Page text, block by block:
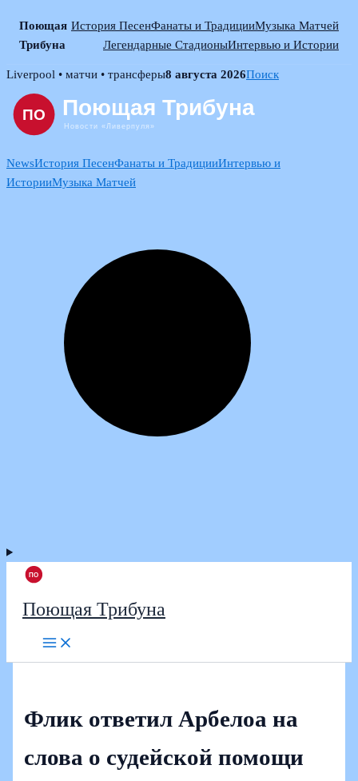
Поющая
Трибуна
История ПесенФанаты и ТрадицииМузыка Матчей
Легендарные СтадионыИнтервью и Истории
Skip
content
Liverpool • матчи • трансферы8 августа 2026Поиск
NewsИстория ПесенФанаты и ТрадицииИнтервью и
ИсторииМузыка Матчей
Поющая Трибуна
Флик ответил Арбелоа на
слова о судейской помощи